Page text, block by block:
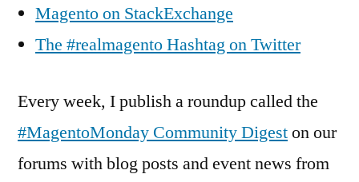
Magento on StackExchange
The #realmagento Hashtag on Twitter
Every week, I publish a roundup called the
#MagentoMonday Community Digeston our
forums with blog posts and event news from